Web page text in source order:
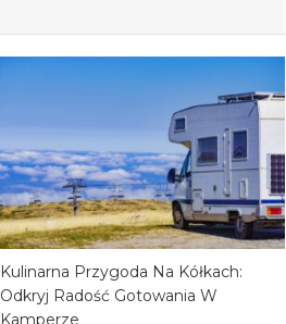
Kulinarna Przygoda Na Kółkach:
Odkryj Radość Gotowania W
Kamperze